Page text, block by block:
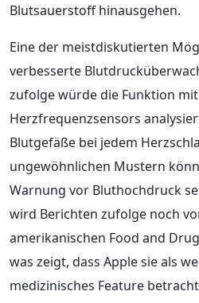
Blutsauerstoff hinausgehen.
Eine der meistdiskutierten
verbesserte
zufolge würde die Funktion
Herzfrequenzsensors
Blutgefäße bei jedem
ungewöhnlichen Mustern
Warnung vor Bluthochdruck
wird Berichten zufolge noch
amerikanischen Food and
was zeigt, dass Apple sie als
medizinisches Feature